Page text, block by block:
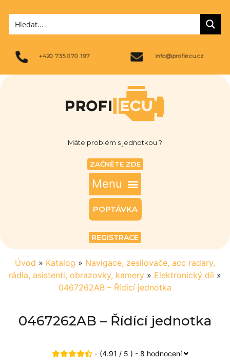
+420 735 070 197 info@profiecu.cz
Máte problém s jednotkou ?
ZAČNĚTE ZDE
POPTÁVKA
REGISTRACE
Úvod » Katalog » Navigace, zesilovače, acc radary,
rádia, asistenti, obrazovky, kamery » Elektronický díl »
0467262AB – Řídící jednotka
0467262AB – Řídící jednotka
- (4.91 / 5 ) - 8 hodnocení